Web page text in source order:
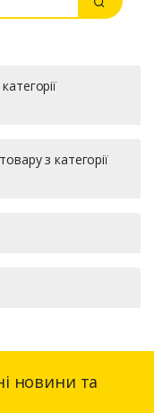
Пошук
з категорії
новини та